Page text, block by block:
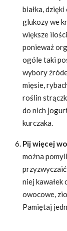
białka,
glukozy we
większe
ponieważ
ogóle taki
wybory
mięsie,
roślin
do nich
kurczaka.
Pij więcej
można
niej
owocowe,
Pamiętaj